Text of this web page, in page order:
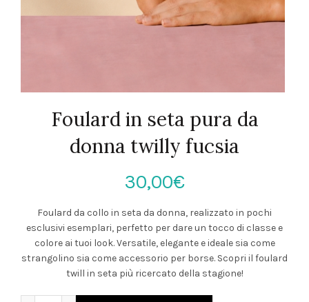
Foulard in seta pura da
donna twilly fucsia
30,00€
Foulard da collo in seta da donna, realizzato in pochi
esclusivi esemplari, perfetto per dare un tocco di classe e
colore ai tuoi look. Versatile, elegante e ideale sia come
strangolino sia come accessorio per borse. Scopri il foulard
twill in seta più ricercato della stagione!